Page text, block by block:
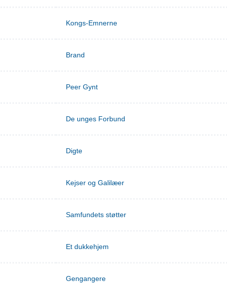
Kongs-Emnerne
Brand
Peer Gynt
De unges Forbund
Digte
Kejser og Galilæer
Samfundets støtter
Et dukkehjem
Gengangere